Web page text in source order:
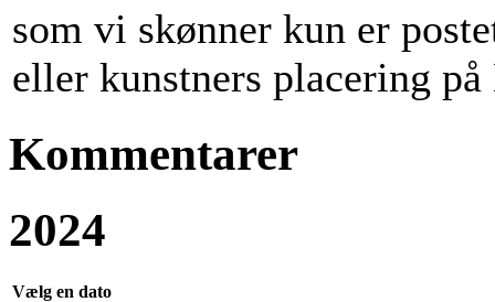
som vi skønner kun er
eller kunstners placering
Kommentarer
2024
Vælg en dato